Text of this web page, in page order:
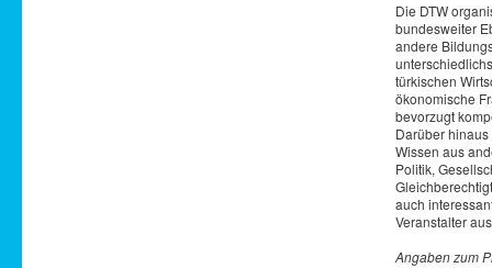
Die DTW
bundesweiter
andere
türkischen
ökonomische
bevorzugt
Darüber
Wissen aus
Politik,
auch
Veranstalter
Angaben zum